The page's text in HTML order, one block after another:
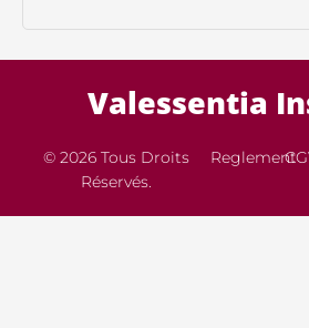
Valessentia
© 2026 Tous Droits
Réservés.
Reglement